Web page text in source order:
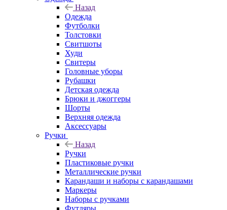
Назад
Одежда
Футболки
Толстовки
Свитшоты
Худи
Свитеры
Головные уборы
Рубашки
Детская одежда
Брюки и джоггеры
Шорты
Верхняя одежда
Аксессуары
Ручки
Назад
Ручки
Пластиковые ручки
Металлические ручки
Карандаши и наборы с карандашами
Маркеры
Наборы с ручками
Футляры